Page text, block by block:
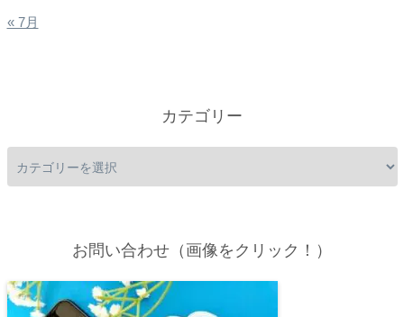
« 7月
カテゴリー
お問い合わせ（画像をクリック！）